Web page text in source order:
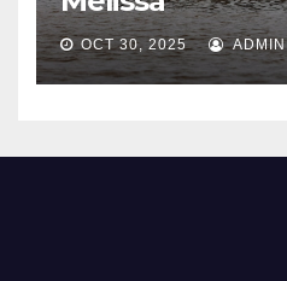
OCT 30, 2025 ADMIN